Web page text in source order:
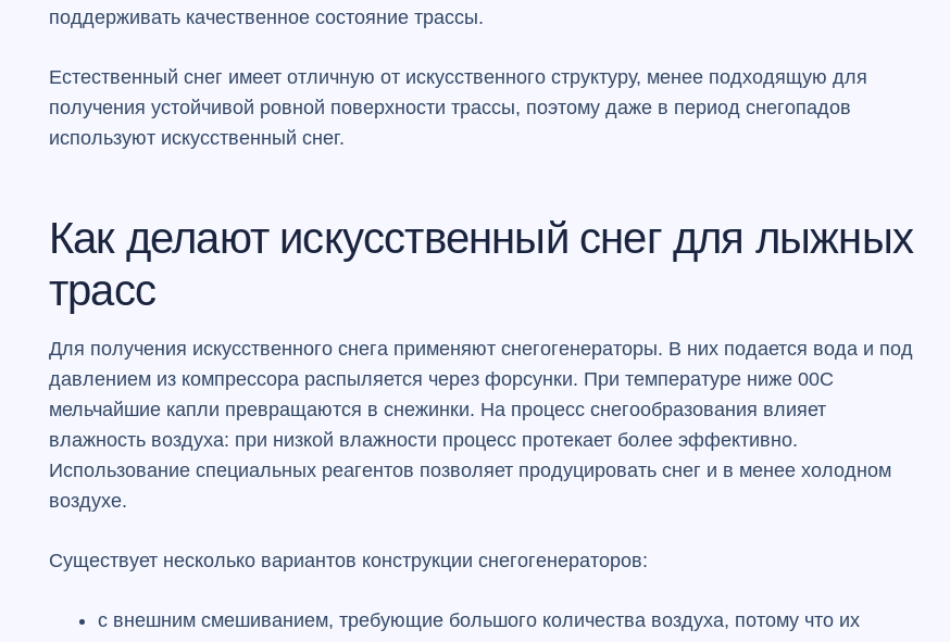
поддерживать качественное состояние трассы.
Естественный снег имеет отличную от искусственного структуру, менее подходящую для
получения устойчивой ровной поверхности трассы, поэтому даже в период снегопадов
используют искусственный снег.
Как делают искусственный снег для лыжных
трасс
Для получения искусственного снега применяют снегогенераторы. В них подается вода и под
давлением из компрессора распыляется через форсунки. При температуре ниже 00С
мельчайшие капли превращаются в снежинки. На процесс снегообразования влияет
влажность воздуха: при низкой влажности процесс протекает более эффективно.
Использование специальных реагентов позволяет продуцировать снег и в менее холодном
воздухе.
Существует несколько вариантов конструкции снегогенераторов:
с внешним смешиванием, требующие большого количества воздуха, потому что их